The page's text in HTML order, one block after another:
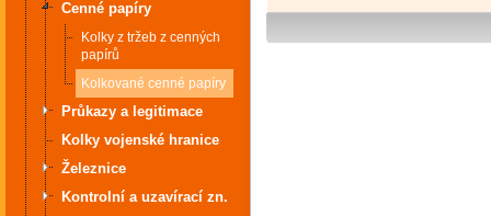
Cenné papíry
Kolky z tržeb z cenných
papírů
Kolkované cenné papíry
Průkazy a legitimace
Kolky vojenské hranice
Železnice
Kontrolní a uzavírací zn.